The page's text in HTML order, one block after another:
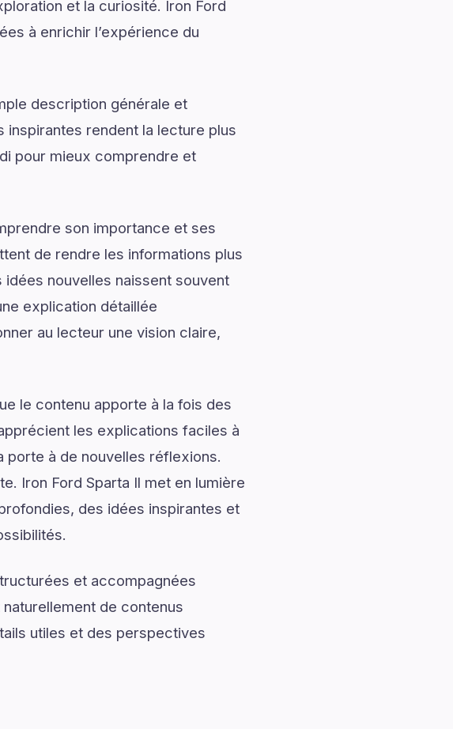
et la curiosité. Iron Ford
à enrichir l’expérience du
description générale et
inspirantes rendent la lecture plus
pour mieux comprendre et
son importance et ses
de rendre les informations plus
nouvelles naissent souvent
explication détaillée
au lecteur une vision claire,
le contenu apporte à la fois des
les explications faciles à
porte à de nouvelles réflexions.
Iron Ford Sparta Il met en lumière
des idées inspirantes et
et accompagnées
de contenus
utiles et des perspectives